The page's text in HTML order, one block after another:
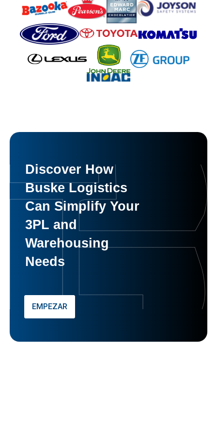
Discover How
Buske Logistics
Can Simplify Your
3PL and
Warehousing
Needs
EMPEZAR